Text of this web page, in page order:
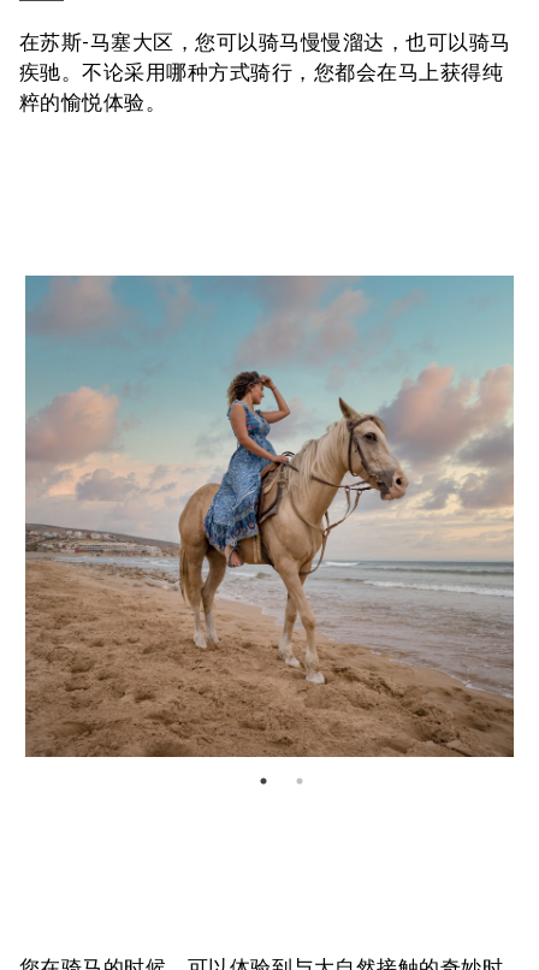
在苏斯-马塞大区，您可以骑马慢慢溜达，也可以骑马
疾驰。不论采用哪种方式骑行，您都会在马上获得纯
粹的愉悦体验。